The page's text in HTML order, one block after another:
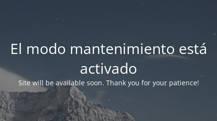
El modo mantenimiento está
activado
Site will be available soon. Thank you for your patience!